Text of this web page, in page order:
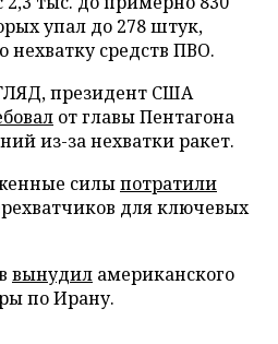
упал до 278 штук,
нехватку средств ПВО.
президент США
от главы Пентагона
из-за нехватки ракет.
силыпотратили
для ключевых
вынудил американского
по Ирану.